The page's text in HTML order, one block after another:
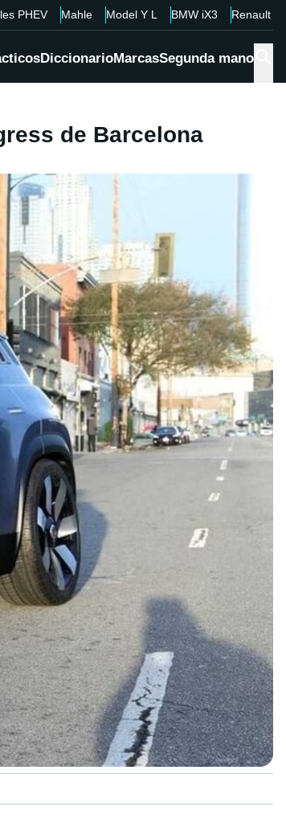
PHEV Mahle Model Y L BMW iX3 Renault
DiccionarioMarcasSegunda mano
de Barcelona